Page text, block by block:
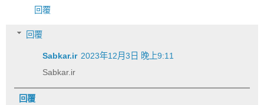
回覆
回覆
Sabkar.ir 2023年12月3日 晚上9:11
Sabkar.ir
回覆